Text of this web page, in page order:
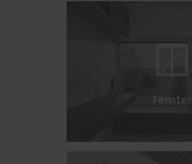

Fenster